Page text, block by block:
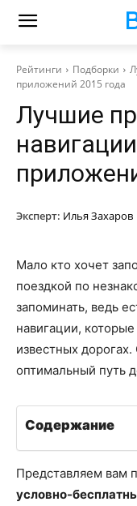
Рейтинги Подборки
приложений 2015 года
Лучшие
Эксперт: Илья Захаров
Мало кто хочет
поездкой по
запоминать, ведь
навигации,
известных
оптимальный путь
Содержание
Представляем вам
условно-